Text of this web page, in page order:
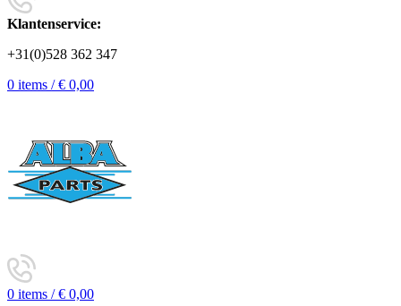
Klantenservice:
+31(0)528 362 347
0 items / € 0,00
0 items / € 0,00